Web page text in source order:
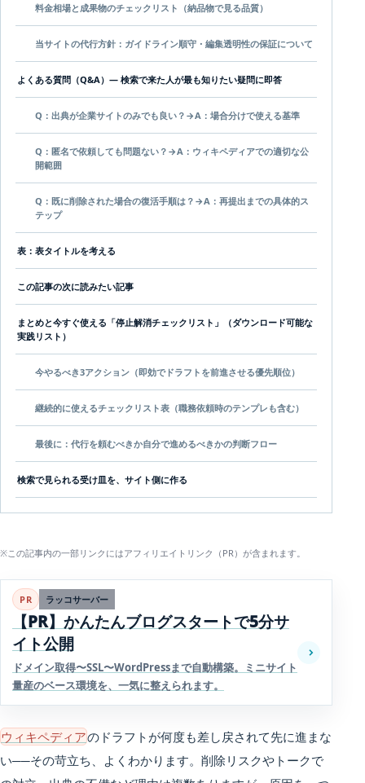
料金相場と成果物のチェックリスト（納品物で見る品質）
当サイトの代行方針：ガイドライン順守・編集透明性の保証について
よくある質問（Q&A）— 検索で来た人が最も知りたい疑問に即答
Q：出典が企業サイトのみでも良い？→A：場合分けで使える基準
Q：匿名で依頼しても問題ない？→A：ウィキペディアでの適切な公
開範囲
Q：既に削除された場合の復活手順は？→A：再提出までの具体的ス
テップ
表：表タイトルを考える
この記事の次に読みたい記事
まとめと今すぐ使える「停止解消チェックリスト」（ダウンロード可能な
実践リスト）
今やるべき3アクション（即効でドラフトを前進させる優先順位）
継続的に使えるチェックリスト表（職務依頼時のテンプレも含む）
最後に：代行を頼むべきか自分で進めるべきかの判断フロー
検索で見られる受け皿を、サイト側に作る
※この記事内の一部リンクにはアフィリエイトリンク（PR）が含まれます。
PR ラッコサーバー
【PR】かんたんブログスタートで5分サ
イト公開
ドメイン取得〜SSL〜WordPressまで自動構築。ミニサイト
量産のベース環境を、一気に整えられます。
ウィキペディアのドラフトが何度も差し戻されて先に進まな
い──その苛立ち、よくわかります。削除リスクやトークで